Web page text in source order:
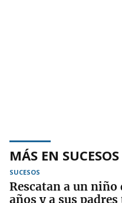
MÁS EN SUCESOS
SUCESOS
Rescatan a un niño
años y a sus